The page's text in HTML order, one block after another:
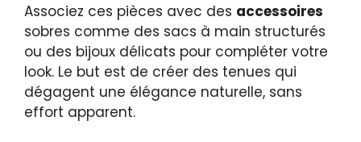
Associez ces pièces avec des accessoires
sobres comme des sacs à main structurés
ou des bijoux délicats pour compléter votre
look. Le but est de créer des tenues qui
dégagent une élégance naturelle, sans
effort apparent.